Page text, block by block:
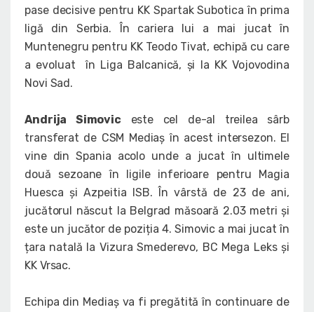
pase decisive pentru KK Spartak Subotica în prima
ligă din Serbia. În cariera lui a mai jucat în
Muntenegru pentru KK Teodo Tivat, echipă cu care
a evoluat în Liga Balcanică, și la KK Vojovodina
Novi Sad.
Andrija Simovic este cel de-al treilea sârb
transferat de CSM Mediaș în acest intersezon. El
vine din Spania acolo unde a jucat în ultimele
două sezoane în ligile inferioare pentru Magia
Huesca și Azpeitia ISB. În vârstă de 23 de ani,
jucătorul născut la Belgrad măsoară 2.03 metri și
este un jucător de poziția 4. Simovic a mai jucat în
țara natală la Vizura Smederevo, BC Mega Leks și
KK Vrsac.
Echipa din Mediaș va fi pregătită în continuare de